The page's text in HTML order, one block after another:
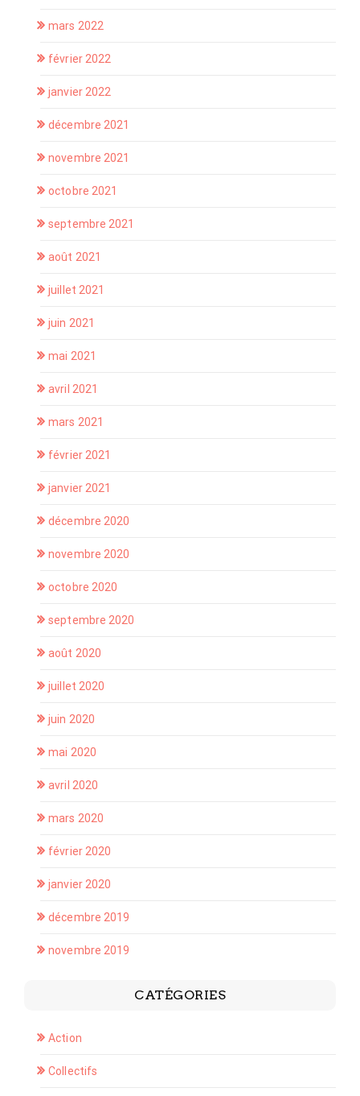
mars 2022
février 2022
janvier 2022
décembre 2021
novembre 2021
octobre 2021
septembre 2021
août 2021
juillet 2021
juin 2021
mai 2021
avril 2021
mars 2021
février 2021
janvier 2021
décembre 2020
novembre 2020
octobre 2020
septembre 2020
août 2020
juillet 2020
juin 2020
mai 2020
avril 2020
mars 2020
février 2020
janvier 2020
décembre 2019
novembre 2019
CATÉGORIES
Action
Collectifs